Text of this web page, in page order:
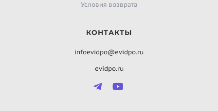
Условия возврата
КОНТАКТЫ
infoevidpo@evidpo.ru
evidpo.ru